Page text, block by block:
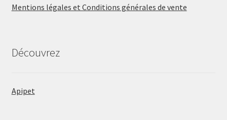
Mentions légales et Conditions générales de vente
Découvrez
Apipet